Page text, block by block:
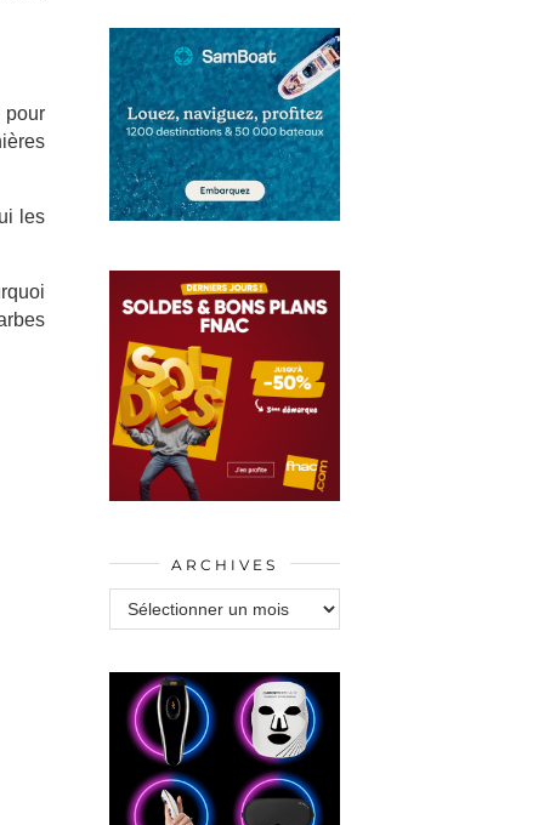
pour
les
ARCHIVES
Archives